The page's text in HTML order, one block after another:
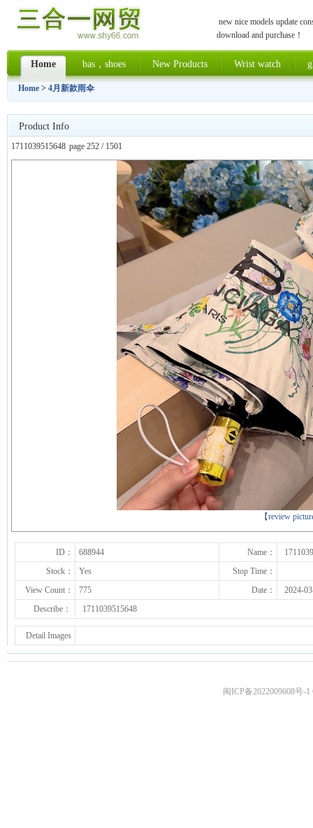
new nice models update
download and purchase！
Home bas，shoes New Products Wrist watch
Home > 4月新款雨伞
Product Info
1711039515648 page 252 / 1501
【review
上一张
ID： 688944 Name：
Stock：
Yes
Stop Time：
View Count：
775 Date：
2024-
Describe：
1711039515648
Detail Images
闽ICP备2022009608号-1